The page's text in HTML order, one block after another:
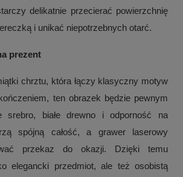
delikatnie przecierać powierzchnię
i unikać niepotrzebnych otarć.
prezent
chrztu, która łączy klasyczny motyw
ten obrazek będzie pewnym
srebro, białe drewno i odporność na
spójną całość, a grawer laserowy
przekaz do okazji. Dzięki temu
elegancki przedmiot, ale też osobistą